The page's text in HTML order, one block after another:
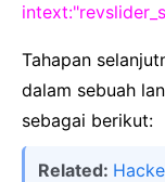
Tahapan
dalam sebuah
sebagai berikut:
Related: